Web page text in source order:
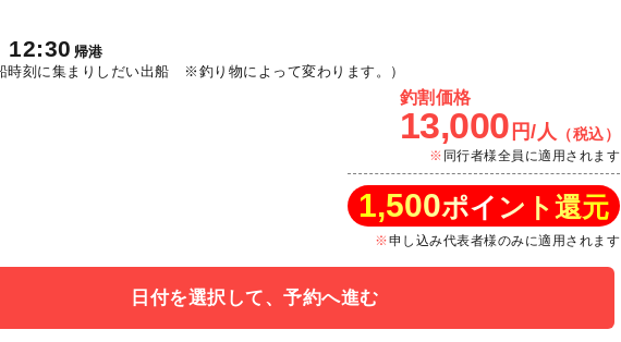
12:30 帰港
時刻に集まりしだい出船 ※釣り物によって変わります。）
釣割価格
13,000 円/人 （税込）
同行者様全員に適用されます
1,500ポイント還元
申し込み代表者様のみに適用されます
日付を選択して、予約へ進む